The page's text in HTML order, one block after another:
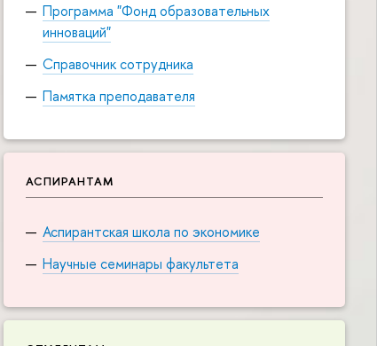
Программа "Фонд образовательных
инноваций"
Справочник сотрудника
Памятка преподавателя
АСПИРАНТАМ
Аспирантская школа по экономике
Научные семинары факультета